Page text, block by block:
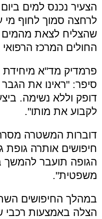
הצעיר נכנס למים
לרחצה סמוך לחוף מי
שהצליח לצאת מהמים
החולים המרכז
פרמדיק מד"א מיחידת
סיפר: "ראינו את
דופק וללא נשימה.
לקבוע את מותו".
דוברות המשטרה
חיפושים אותרה גופת
הגופה תועבר להמשך
משפטית".
במהלך החיפושים
הצלה באמצעות רכבי